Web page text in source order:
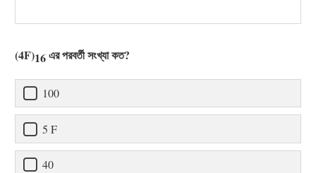
(4F)16এর পরবর্তী সংখ্যা কত?
100
5 F
40